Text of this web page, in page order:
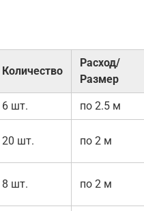
Количество
Расход/
Размер
6 шт. по 2.5 м
20 шт. по 2 м
8 шт. по 2 м